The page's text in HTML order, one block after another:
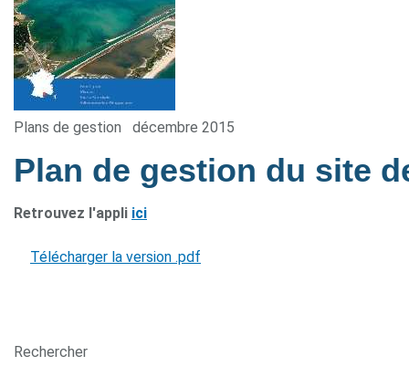
Plans de gestion décembre 2015
Plan de gestion du site
Retrouvez l'appli ici
Télécharger la version .pdf
Rechercher